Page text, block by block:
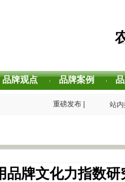
品牌观点 | 品牌案例 |
重磅发布 | 芒种品牌方
专家观点｜建构富有持
站内
牌文化力指数研